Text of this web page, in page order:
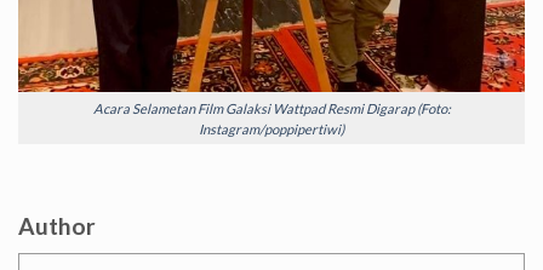
Acara Selametan Film Galaksi Wattpad Resmi Digarap (Foto:
Instagram/poppipertiwi)
Author